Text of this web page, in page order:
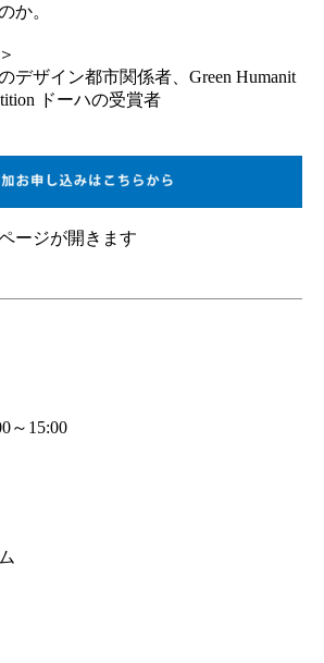
か。
＞
デザイン都市関係者、Green Humanit
ドーハの受賞者
ージが開きます
～15:00